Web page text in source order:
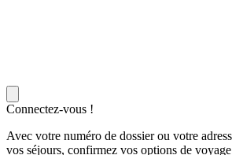
Connectez-vous !
Avec votre numéro de dossier ou votre
vos séjours, confirmez vos options de